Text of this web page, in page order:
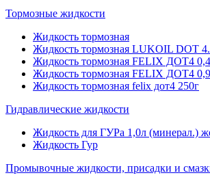
Тормозные жидкости
Жидкость тормозная
Жидкость тормозная LUKOIL DOT
Жидкость тормозная FELIX ДОТ4
Жидкость тормозная FELIX ДОТ4
Жидкость тормозная felix дот4 250г
Гидравлические жидкости
Жидкость для ГУРа 1,0л (минерал.)
Жидкость Гур
Промывочные жидкости, присадки и